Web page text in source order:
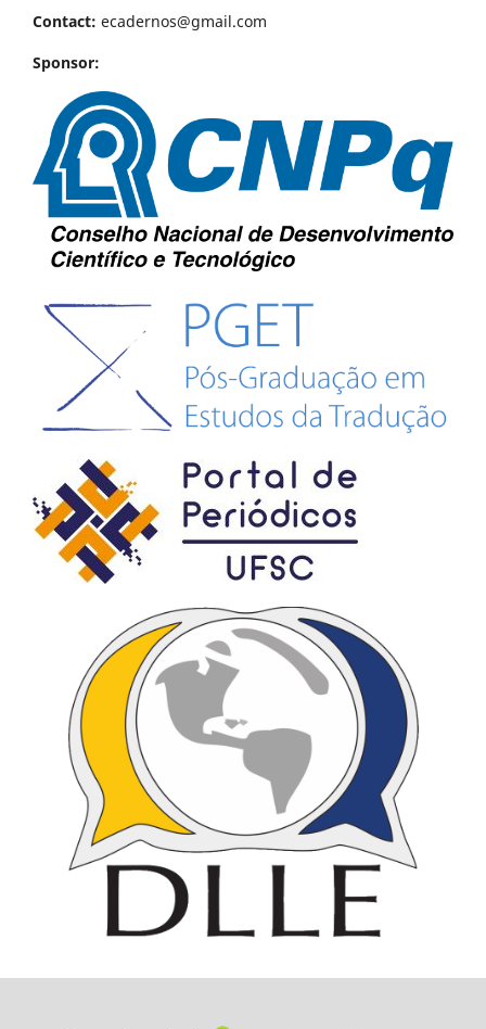
Contact: ecadernos@gmail.com
Sponsor: